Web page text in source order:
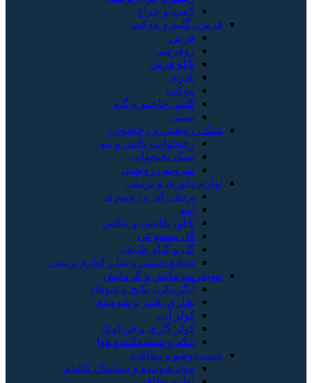
لامپ و چراغ
فرش، گلیم و موکت
فرش
روفرشی
تابلو فرش
پادری
موکت
گلیم، جاجیم و گبه
پشتی
تشک، روتختی و رختخواب
رختخواب، بالش و پتو
تشک تختخواب
سرویس روتختی
لوازم دکوری و تزئینی
پرده، رانر و رومیزی
آینه
تابلو، نقاشی و عکس
گل مصنوعی
گل و گیاه طبیعی
صنایع دستی و سایر لوازم تزئینی
تهویه، سرمایش و گرمایش
آبگرمکن، پکیج و شوفاژ
بخاری، هیتر و شومینه
کولر آبی
کولر گازی و فن‌کوئل
پنکه و تصفیه‌کنندهٔ هوا
شست‌وشو و نظافت
مواد شوینده و دستمال کاغذی